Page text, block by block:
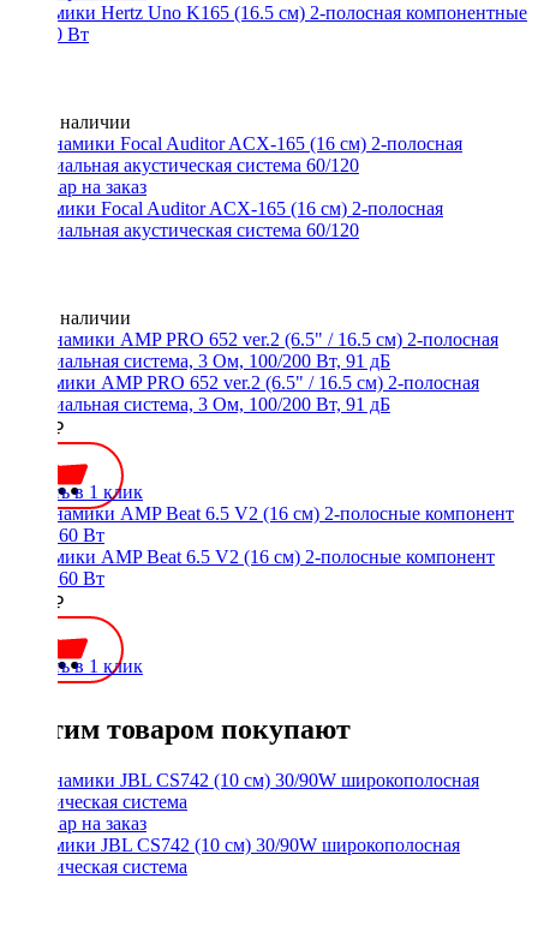
Динамики Hertz Uno K165 (16.5 см) 2-полосная компонентные
75/300 Вт
Нет в наличии
Динамики Focal Auditor ACX-165 (16 см) 2-полосная
коаксиальная акустическая система 60/120
Нет в наличии
Динамики AMP PRO 652 ver.2 (6.5" / 16.5 см) 2-полосная
коаксиальная система, 3 Ом, 100/200 Вт, 91 дБ
4200 ₽
Купить в 1 клик
Динамики AMP Beat 6.5 V2 (16 см) 2-полосные компонент
(2шт) 60 Вт
5250 ₽
Купить в 1 клик
С этим товаром покупают
Динамики JBL CS742 (10 см) 30/90W широкополосная
акустическая система